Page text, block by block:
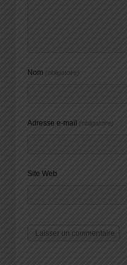
Nom (obligatoire)
Adresse e-mail (obligatoire)
Site Web